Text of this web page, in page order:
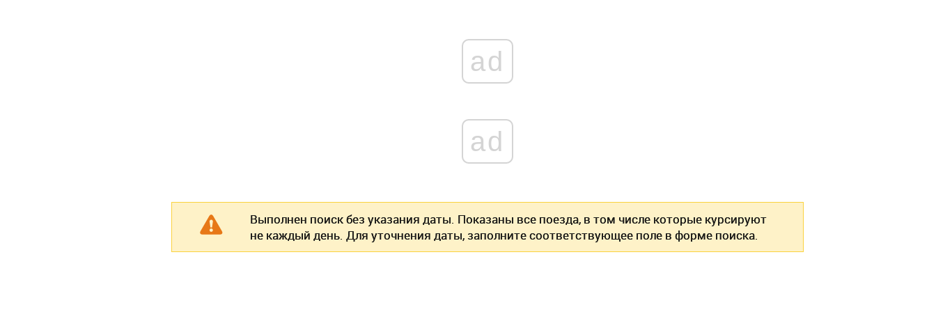
ad
ad
Выполнен поиск без указания даты. Показаны все поезда, в том числе которые курсируют
не каждый день. Для уточнения даты, заполните соответствующее поле в форме поиска.